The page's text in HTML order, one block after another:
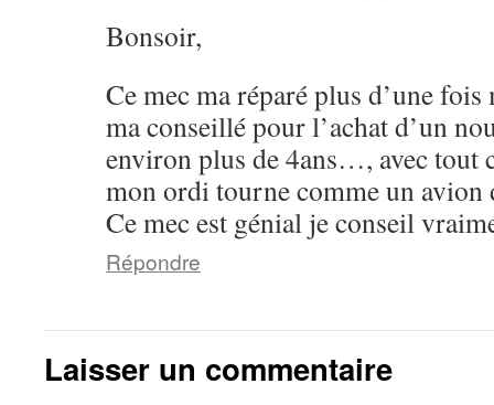
Bonsoir,
Ce mec ma réparé plus d’une
ma conseillé pour l’achat d’un
environ plus de 4ans…, avec tout
mon ordi tourne comme un
Ce mec est génial je conseil
Répondre
Laisser un commentaire